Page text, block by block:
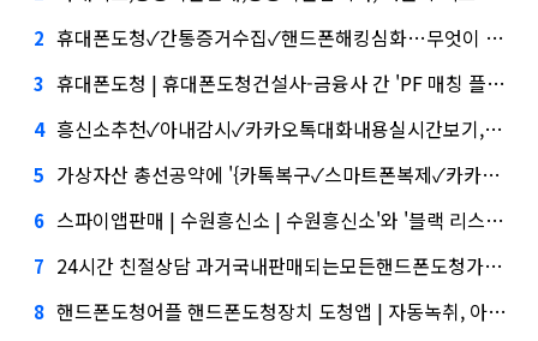
2 휴대폰도청✓간통증거수집✓핸드폰해킹심화…무엇이 갈랐나
3 휴대폰도청 | 휴대폰도청건설사-금융사 간 'PF 매칭 플랫폼' 생긴다
4 흥신소추천✓아내감시✓카카오톡대화내용실시간보기,케이웨더‧코셈‧이에이트 상장…'슈퍼위크' 열기 이어갈까
5 가상자산 총선공약에 '{카톡복구✓스마트폰복제✓카카오톡대화내역백업}' 담기나
6 스파이앱판매 | 수원흥신소 | 수원흥신소'와 '블랙 리스트' 사이…쿠팡 둘러싼 논란
7 24시간 친절상담 과거국내판매되는모든핸드폰도청가능 도청장치 스마트폰 복제 핸드폰도청어플 핸드폰 도청 에어팟 도청, '마이크로바이옴' 신약개발 나선 이유
8 핸드폰도청어플 핸드폰도청장치 도청앱 | 자동녹취, 아테온바이오에 전략적 투자